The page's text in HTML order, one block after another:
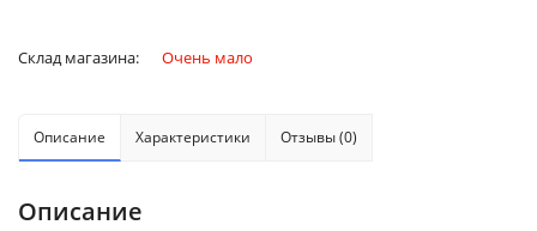
Склад магазина: Очень мало
Описание Характеристики Отзывы (0)
Описание